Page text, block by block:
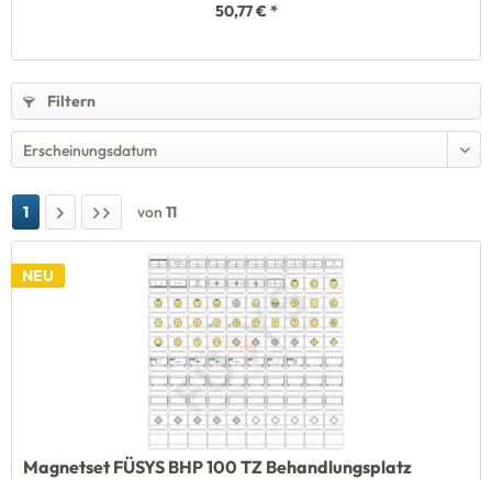
50,77 € *
Filtern
1 von 11
NEU
Magnetset FÜSYS BHP 100 TZ Behandlungsplatz